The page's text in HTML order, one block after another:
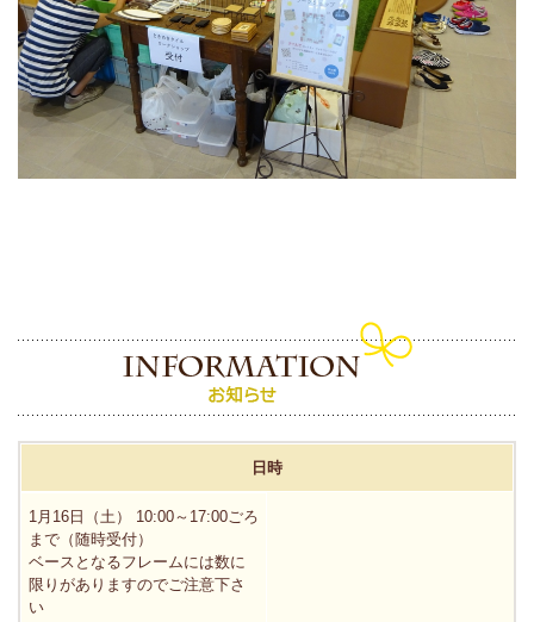
日時
1月16日（土） 10:00～17:00ごろ
まで（随時受付）
ベースとなるフレームには数に
限りがありますのでご注意下さ
い